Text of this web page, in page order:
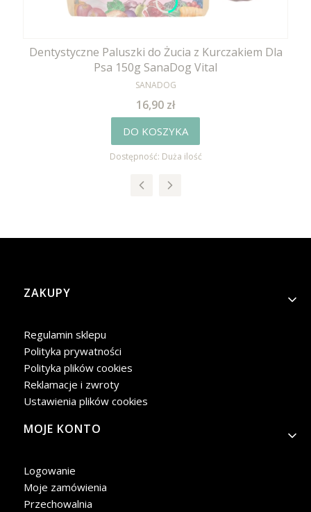
Dentystyczne Paluszki do Żucia z Kurczakiem Dla
Psa 150g SanaDog Vital
PRODUCENT
SANADOG
Cena
16,90 zł
DO KOSZYKA
Dostępność: Duża ilość
Linki w stopce
ZAKUPY
Regulamin sklepu
Polityka prywatności
Polityka plików cookies
Reklamacje i zwroty
Ustawienia plików cookies
MOJE KONTO
Logowanie
Moje zamówienia
Przechowalnia